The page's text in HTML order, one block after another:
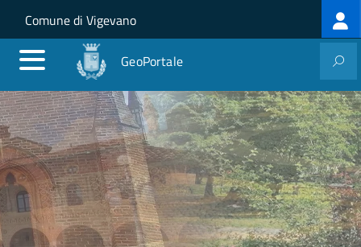
Salta al contenuto principale
Skip to site navigation
Comune di Vigevano
GeoPortale